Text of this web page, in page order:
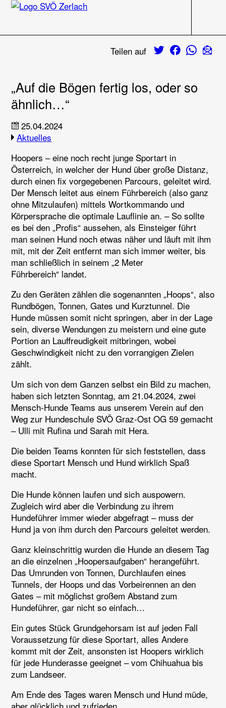
Teilen auf
TwitterFacebookE-
„Auf die Bögen fertig los, oder so
ähnlich…“
25.04.2024
Aktuelles
Hoopers – eine noch recht junge Sportart in
Österreich, in welcher der Hund über große Distanz,
durch einen fix vorgegebenen Parcours, geleitet wird.
Der Mensch leitet aus einem Führbereich (also ganz
ohne Mitzulaufen) mittels Wortkommando und
Körpersprache die optimale Lauflinie an. – So sollte
es bei den „Profis“ aussehen, als Einsteiger führt
man seinen Hund noch etwas näher und läuft mit ihm
mit, mit der Zeit entfernt man sich immer weiter, bis
man schließlich in seinem „2 Meter
Führbereich“ landet.
Zu den Geräten zählen die sogenannten „Hoops“, also
Rundbögen, Tonnen, Gates und Kurztunnel. Die
Hunde müssen somit nicht springen, aber in der Lage
sein, diverse Wendungen zu meistern und eine gute
Portion an Lauffreudigkeit mitbringen, wobei
Geschwindigkeit nicht zu den vorrangigen Zielen
zählt.
Um sich von dem Ganzen selbst ein Bild zu machen,
haben sich letzten Sonntag, am 21.04.2024, zwei
Mensch-Hunde Teams aus unserem Verein auf den
Weg zur Hundeschule SVÖ Graz-Ost OG 59 gemacht
– Ulli mit Rufina und Sarah mit Hera.
Die beiden Teams konnten für sich feststellen, dass
diese Sportart Mensch und Hund wirklich Spaß
macht.
Die Hunde können laufen und sich auspowern.
Zugleich wird aber die Verbindung zu ihrem
Hundeführer immer wieder abgefragt – muss der
Hund ja von ihm durch den Parcours geleitet werden.
Ganz kleinschrittig wurden die Hunde an diesem Tag
an die einzelnen „Hoopersaufgaben“ herangeführt.
Das Umrunden von Tonnen, Durchlaufen eines
Tunnels, der Hoops und das Vorbeirennen an den
Gates – mit möglichst großem Abstand zum
Hundeführer, gar nicht so einfach…
Ein gutes Stück Grundgehorsam ist auf jeden Fall
Voraussetzung für diese Sportart, alles Andere
kommt mit der Zeit, ansonsten ist Hoopers wirklich
für jede Hunderasse geeignet – vom Chihuahua bis
zum Landseer.
Am Ende des Tages waren Mensch und Hund müde,